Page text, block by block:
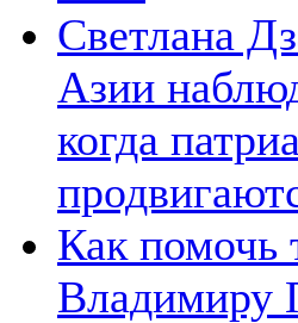
Светлана
Азии
когда
Как помочь
Владимиру